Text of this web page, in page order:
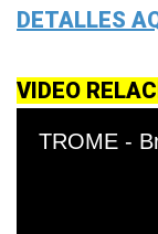
DETALLES
VIDEO